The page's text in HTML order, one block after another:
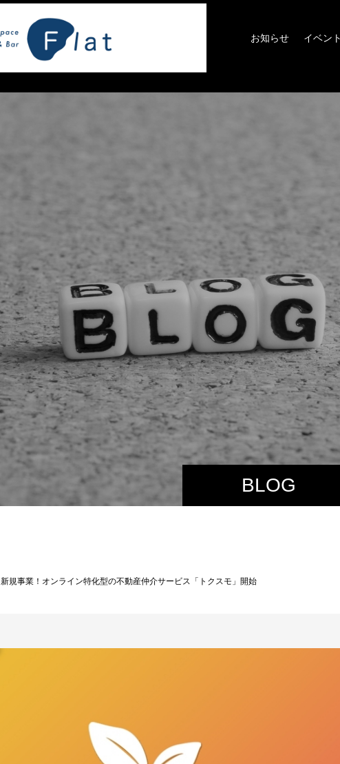
お知らせ イベント
BLOG
新規事業！オンライン特化型の不動産仲介サービス「トクスモ」開始